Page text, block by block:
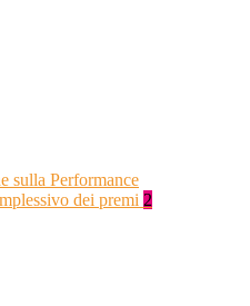
sulla Performance
dei premi 2